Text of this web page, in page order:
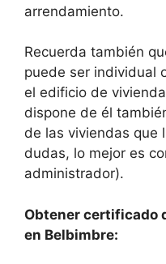
arrendamiento.
Recuerda también
puede ser individual
el edificio de
dispone de él
de las viviendas que
dudas, lo mejor es
administrador).
Obtener certificado
en Belbimbre: